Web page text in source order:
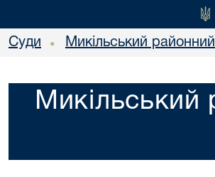
Суди • Микільський
Микільський